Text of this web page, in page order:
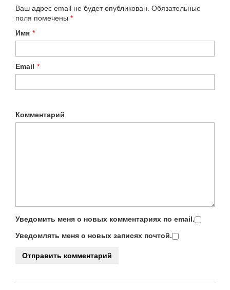
Ваш адрес email не будет опубликован. Обязательные
поля помечены *
Имя *
Email *
Комментарий
Уведомить меня о новых комментариях по email.
Уведомлять меня о новых записях почтой.